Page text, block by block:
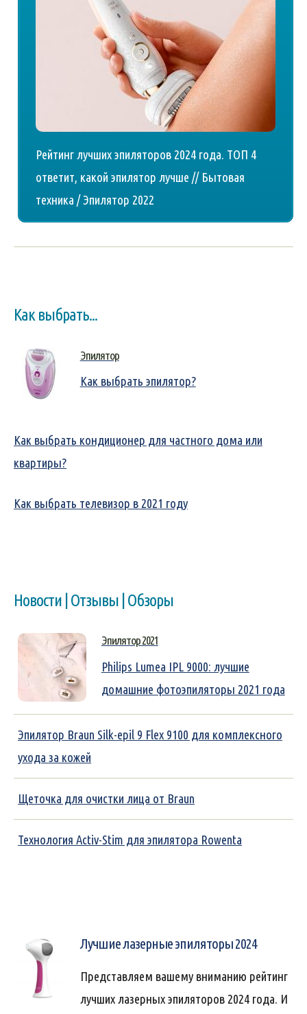
Рейтинг лучших эпиляторов 2024 года. ТОП 4
ответит, какой эпилятор лучше // Бытовая
техника / Эпилятор 2022
Как выбрать...
Эпилятор
Как выбрать эпилятор?
Как выбрать кондиционер для частного дома или
квартиры?
Как выбрать телевизор в 2021 году
Новости | Отзывы | Обзоры
Эпилятор 2021
Philips Lumea IPL 9000: лучшие
домашние фотоэпиляторы 2021 года
Эпилятор Braun Silk-epil 9 Flex 9100 для комплексного
ухода за кожей
Щеточка для очистки лица от Braun
Технология Activ-Stim для эпилятора Rowenta
Лучшие лазерные эпиляторы 2024
Представляем вашему вниманию рейтинг
лучших лазерных эпиляторов 2024 года. И